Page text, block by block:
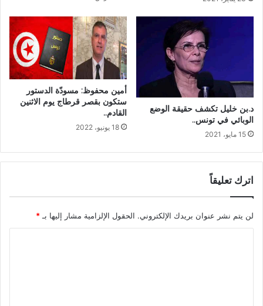
د.بن خليل تكشف حقيقة الوضع
الوبائي في تونس..
15 مايو، 2021
أمين محفوظ: مسودّة الدستور
ستكون بقصر قرطاج يوم الاثنين
القادم..
18 يونيو، 2022
اترك تعليقاً
لن يتم نشر عنوان بريدك الإلكتروني. الحقول الإلزامية مشار إليها بـ*